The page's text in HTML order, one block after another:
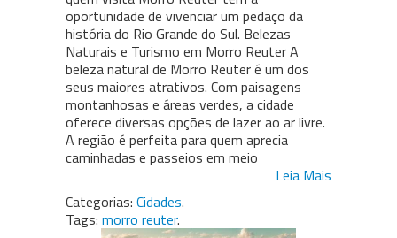
oportunidade de vivenciar um pedaço da
história do Rio Grande do Sul. Belezas
Naturais e Turismo em Morro Reuter A
beleza natural de Morro Reuter é um dos
seus maiores atrativos. Com paisagens
montanhosas e áreas verdes, a cidade
oferece diversas opções de lazer ao ar livre.
A região é perfeita para quem aprecia
caminhadas e passeios em meio
Leia Mais
Categorias: Cidades.
Tags: morro reuter.